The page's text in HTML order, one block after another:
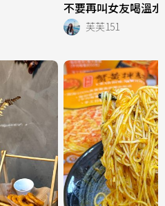
不要再叫女友喝溫
芙芙151